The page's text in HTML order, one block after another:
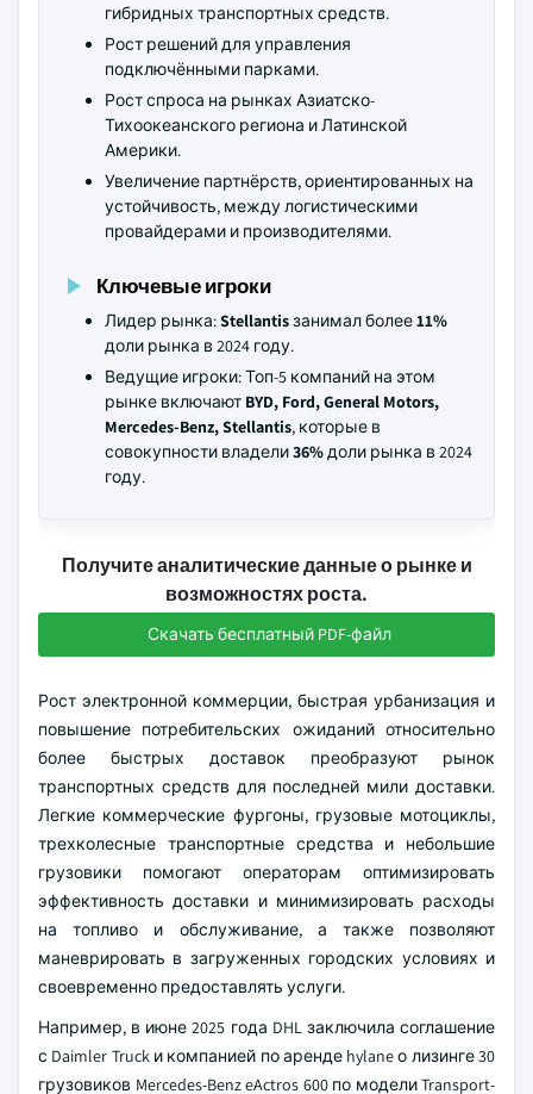
гибридных транспортных средств.
Рост решений для управления
подключёнными парками.
Рост спроса на рынках Азиатско-
Тихоокеанского региона и Латинской
Америки.
Увеличение партнёрств, ориентированных на
устойчивость, между логистическими
провайдерами и производителями.
Ключевые игроки
Лидер рынка:Stellantisзанимал более11%
доли рынка в 2024 году.
Ведущие игроки: Топ-5 компаний на этом
рынке включают BYD, Ford, General Motors,
Mercedes-Benz, Stellantis, которые в
совокупности владели36%доли рынка в 2024
году.
Получите аналитические данные о рынке и
возможностях роста.
Скачать бесплатный PDF-файл
Рост электронной коммерции, быстрая урбанизация и
повышение потребительских ожиданий относительно
более быстрых доставок преобразуют рынок
транспортных средств для последней мили доставки.
Легкие коммерческие фургоны, грузовые мотоциклы,
трехколесные транспортные средства и небольшие
грузовики помогают операторам оптимизировать
эффективность доставки и минимизировать расходы
на топливо и обслуживание, а также позволяют
маневрировать в загруженных городских условиях и
своевременно предоставлять услуги.
Например, в июне 2025 года DHL заключила соглашение
с Daimler Truck и компанией по аренде hylane о лизинге 30
грузовиков Mercedes-Benz eActros 600 по модели Transport-